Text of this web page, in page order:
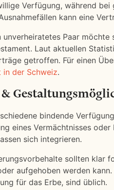
Verfügung, während
kann eine
unverheiratetes Paar
Laut aktuellen
getroffen. Für einen
in der Schweiz.
bindende
eines Vermächtnisses
sich integrieren.
sollten klar
aufgehoben werden
für das Erbe, sind üblich.